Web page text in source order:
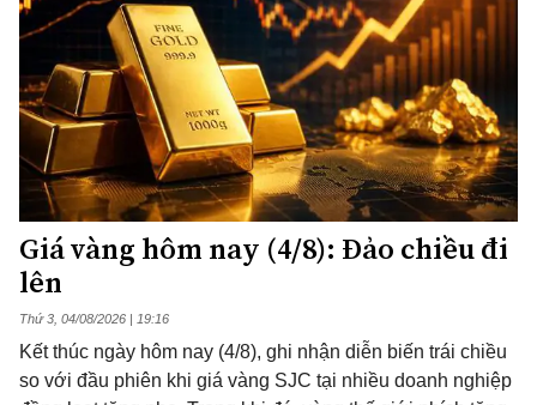
Giá vàng hôm nay (4/8): Đảo chiều đi
lên
Thứ 3, 04/08/2026 | 19:16
Kết thúc ngày hôm nay (4/8), ghi nhận diễn biến trái chiều
so với đầu phiên khi giá vàng SJC tại nhiều doanh nghiệp